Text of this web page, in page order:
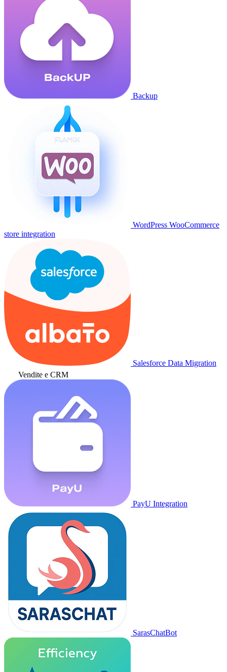
Backup
WordPress WooCommerce
store integration
Salesforce Data Migration
Vendite e CRM
PayU Integration
SarasChatBot